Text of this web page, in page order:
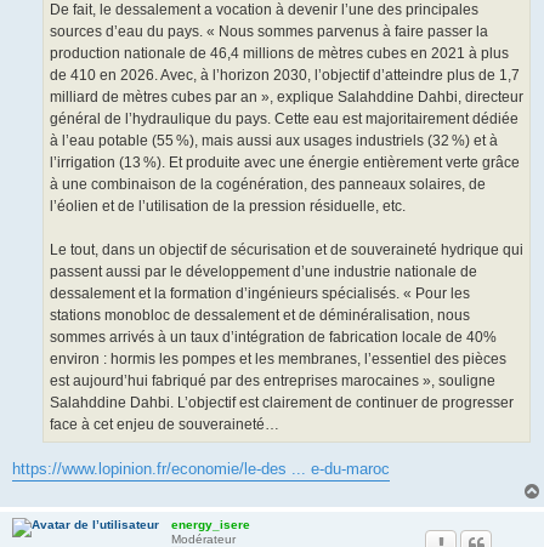
De fait, le dessalement a vocation à devenir l’une des principales
sources d’eau du pays. « Nous sommes parvenus à faire passer la
production nationale de 46,4 millions de mètres cubes en 2021 à plus
de 410 en 2026. Avec, à l’horizon 2030, l’objectif d’atteindre plus de 1,7
milliard de mètres cubes par an », explique Salahddine Dahbi, directeur
général de l’hydraulique du pays. Cette eau est majoritairement dédiée
à l’eau potable (55 %), mais aussi aux usages industriels (32 %) et à
l’irrigation (13 %). Et produite avec une énergie entièrement verte grâce
à une combinaison de la cogénération, des panneaux solaires, de
l’éolien et de l’utilisation de la pression résiduelle, etc.
Le tout, dans un objectif de sécurisation et de souveraineté hydrique qui
passent aussi par le développement d’une industrie nationale de
dessalement et la formation d’ingénieurs spécialisés. « Pour les
stations monobloc de dessalement et de déminéralisation, nous
sommes arrivés à un taux d’intégration de fabrication locale de 40%
environ : hormis les pompes et les membranes, l’essentiel des pièces
est aujourd’hui fabriqué par des entreprises marocaines », souligne
Salahddine Dahbi. L’objectif est clairement de continuer de progresser
face à cet enjeu de souveraineté…
https://www.lopinion.fr/economie/le-des ... e-du-maroc
energy_isere
Modérateur